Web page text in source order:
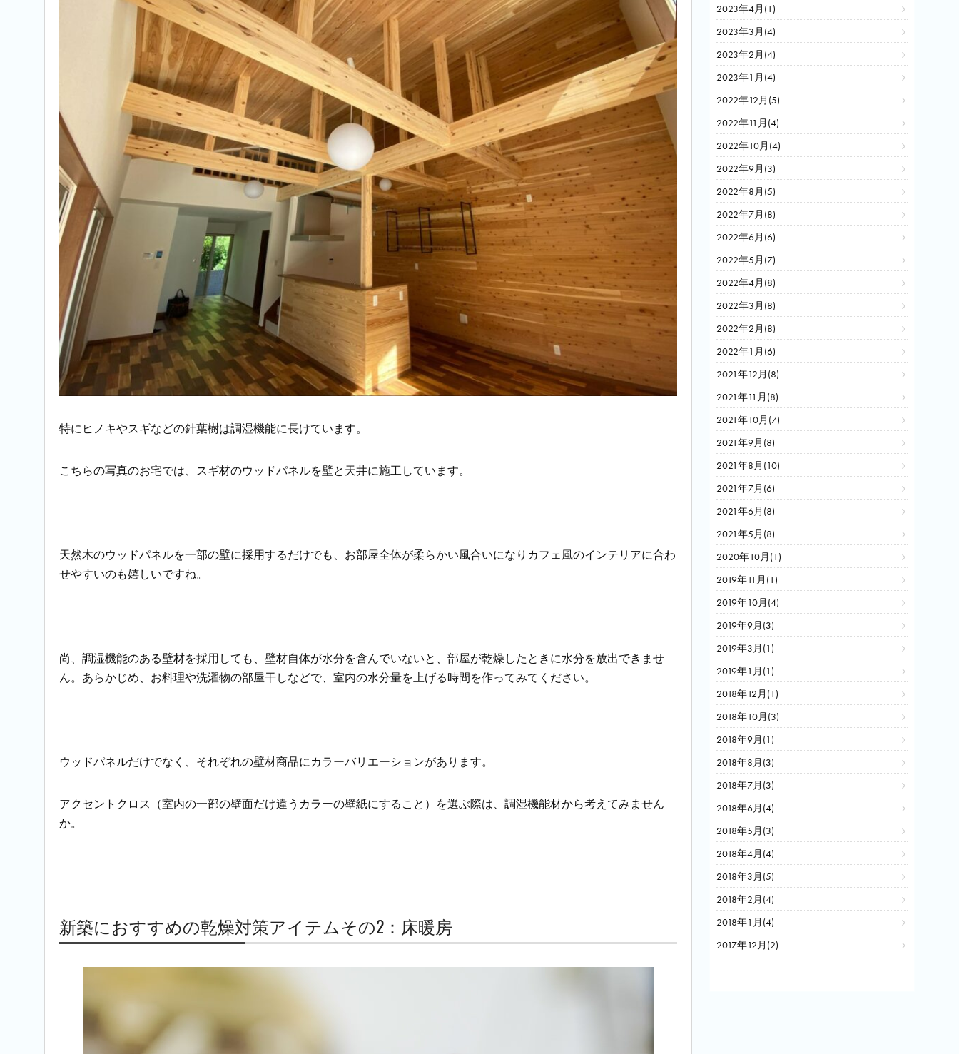
特にヒノキやスギなどの針葉樹は調湿機能に長けています。
こちらの写真のお宅では、スギ材のウッドパネルを壁と天井に施工しています。
天然木のウッドパネルを一部の壁に採用するだけでも、お部屋全体が柔らかい風合いになりカフェ風のインテリアに合わ
せやすいのも嬉しいですね。
尚、調湿機能のある壁材を採用しても、壁材自体が水分を含んでいないと、部屋が乾燥したときに水分を放出できませ
ん。あらかじめ、お料理や洗濯物の部屋干しなどで、室内の水分量を上げる時間を作ってみてください。
ウッドパネルだけでなく、それぞれの壁材商品にカラーバリエーションがあります。
アクセントクロス（室内の一部の壁面だけ違うカラーの壁紙にすること）を選ぶ際は、調湿機能材から考えてみません
か。
新築におすすめの乾燥対策アイテムその2：床暖房
2023年4月(1)
2023年3月(4)
2023年2月(4)
2023年1月(4)
2022年12月(5)
2022年11月(4)
2022年10月(4)
2022年9月(3)
2022年8月(5)
2022年7月(8)
2022年6月(6)
2022年5月(7)
2022年4月(8)
2022年3月(8)
2022年2月(8)
2022年1月(6)
2021年12月(8)
2021年11月(8)
2021年10月(7)
2021年9月(8)
2021年8月(10)
2021年7月(6)
2021年6月(8)
2021年5月(8)
2020年10月(1)
2019年11月(1)
2019年10月(4)
2019年9月(3)
2019年3月(1)
2019年1月(1)
2018年12月(1)
2018年10月(3)
2018年9月(1)
2018年8月(3)
2018年7月(3)
2018年6月(4)
2018年5月(3)
2018年4月(4)
2018年3月(5)
2018年2月(4)
2018年1月(4)
2017年12月(2)